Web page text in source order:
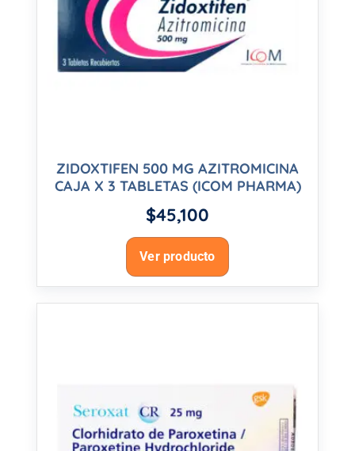
ZIDOXTIFEN 500 MG AZITROMICINA
CAJA X 3 TABLETAS (ICOM PHARMA)
$45,100
Ver producto